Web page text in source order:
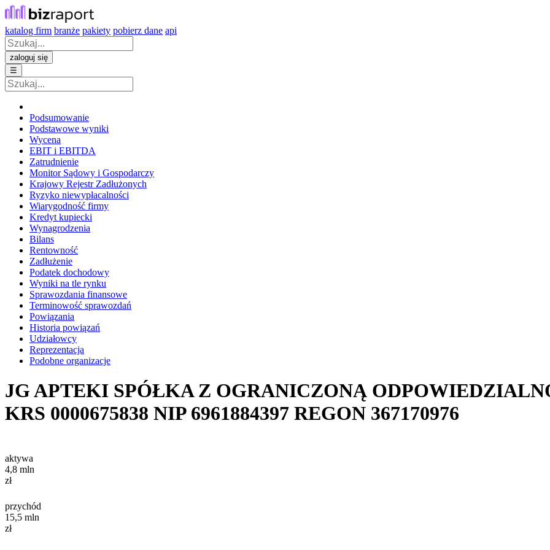
katalog firm branże pakiety pobierz dane api
zaloguj się
☰
Podsumowanie
Podstawowe wyniki
Wycena
EBIT i EBITDA
Zatrudnienie
Monitor Sądowy i Gospodarczy
Krajowy Rejestr Zadłużonych
Ryzyko niewypłacalności
Wiarygodność firmy
Kredyt kupiecki
Wynagrodzenia
Bilans
Rentowność
Zadłużenie
Podatek dochodowy
Wyniki na tle rynku
Sprawozdania finansowe
Terminowość sprawozdań
Powiązania
Historia powiązań
Udziałowcy
Reprezentacja
Podobne organizacje
JG APTEKI SPÓŁKA Z OGRANICZONĄ
KRS 0000675838 NIP 6961884397 REGON 367170976
aktywa
4,8 mln
zł
przychód
15,5 mln
zł